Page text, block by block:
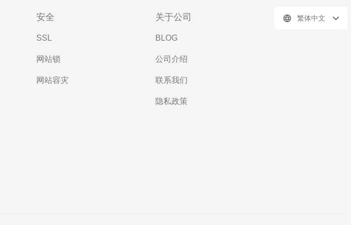
安全
SSL
网站锁
网站容灾
关于公司
BLOG
公司介绍
联系我们
隐私政策
繁体中文